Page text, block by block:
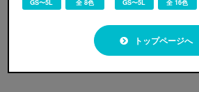
画像ですので実際の色味とは若干の誤差が生じます。ご了承くだ
GS〜5L 全 8色 GS〜5L 全 16色
トップページへ